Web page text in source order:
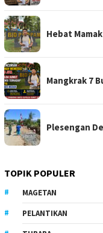
Hebat
Mangkrak 7
Plesengan
TOPIK POPULER
MAGETAN
PELANTIKAN